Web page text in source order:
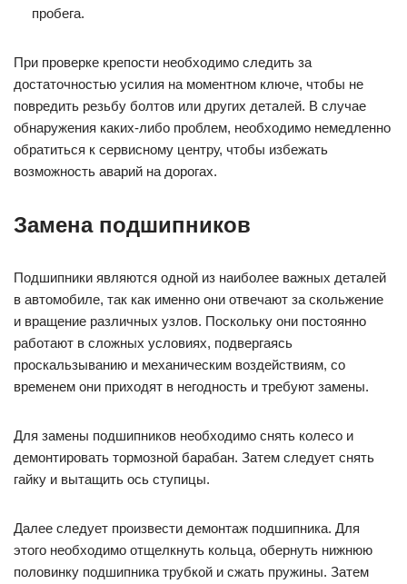
пробега.
При проверке крепости необходимо следить за
достаточностью усилия на моментном ключе, чтобы не
повредить резьбу болтов или других деталей. В случае
обнаружения каких-либо проблем, необходимо немедленно
обратиться к сервисному центру, чтобы избежать
возможность аварий на дорогах.
Замена подшипников
Подшипники являются одной из наиболее важных деталей
в автомобиле, так как именно они отвечают за скольжение
и вращение различных узлов. Поскольку они постоянно
работают в сложных условиях, подвергаясь
проскальзыванию и механическим воздействиям, со
временем они приходят в негодность и требуют замены.
Для замены подшипников необходимо снять колесо и
демонтировать тормозной барабан. Затем следует снять
гайку и вытащить ось ступицы.
Далее следует произвести демонтаж подшипника. Для
этого необходимо отщелкнуть кольца, обернуть нижнюю
половинку подшипника трубкой и сжать пружины. Затем